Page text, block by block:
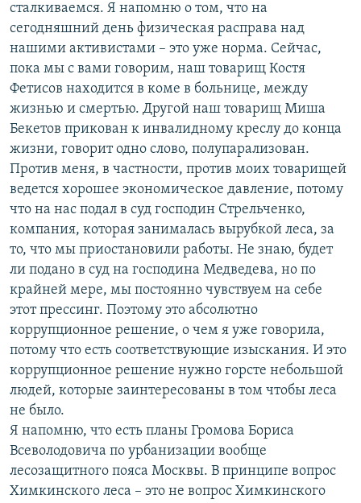
сталкиваемся. Я напомню о том, что на
сегодняшний день физическая расправа над
нашими активистами – это уже норма. Сейчас,
пока мы с вами говорим, наш товарищ Костя
Фетисов находится в коме в больнице, между
жизнью и смертью. Другой наш товарищ Миша
Бекетов прикован к инвалидному креслу до конца
жизни, говорит одно слово, полупарализован.
Против меня, в частности, против моих товарищей
ведется хорошее экономическое давление, потому
что на нас подал в суд господин Стрельченко,
компания, которая занималась вырубкой леса, за
то, что мы приостановили работы. Не знаю, будет
ли подано в суд на господина Медведева, но по
крайней мере, мы постоянно чувствуем на себе
этот прессинг. Поэтому это абсолютно
коррупционное решение, о чем я уже говорила,
потому что есть соответствующие изыскания. И это
коррупционное решение нужно горсте небольшой
людей, которые заинтересованы в том чтобы леса
не было.
Я напомню, что есть планы Громова Бориса
Всеволодовича по урбанизации вообще
лесозащитного пояса Москвы. В принципе вопрос
Химкинского леса – это не вопрос Химкинского